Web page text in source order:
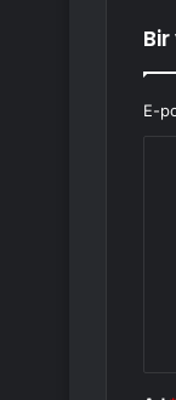
Bir
E-